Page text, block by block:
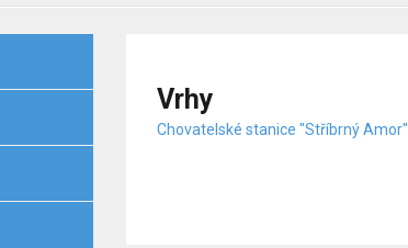
Vrhy
Chovatelské stanice "Stříbrný Amor"